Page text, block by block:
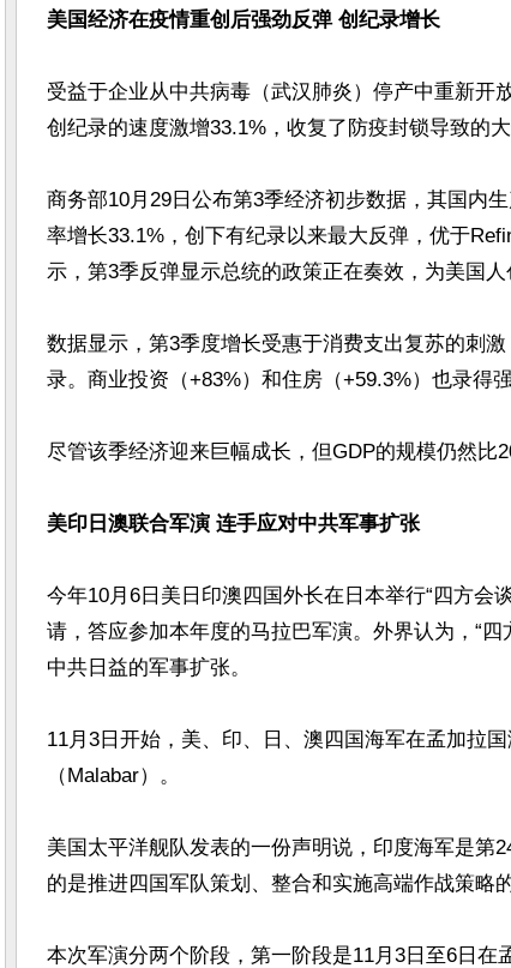
美国经济在疫情重创后强劲反弹 创纪录增长
受益于企业从中共病毒（武汉肺炎）停产中重新开
创纪录的速度激增33.1%，收复了防疫封锁导致的
商务部10月29日公布第3季经济初步数据，其国内
率增长33.1%，创下有纪录以来最大反弹，优于
示，第3季反弹显示总统的政策正在奏效，为美国人
数据显示，第3季度增长受惠于消费支出复苏的刺
录。商业投资（+83%）和住房（+59.3%）也录得强
尽管该季经济迎来巨幅成长，但GDP的规模仍然比
美印日澳联合军演 连手应对中共军事扩张
今年10月6日美日印澳四国外长在日本举行“四方会
请，答应参加本年度的马拉巴军演。外界认为，“四
中共日益的军事扩张。
11月3日开始，美、印、日、澳四国海军在孟加拉国
（Malabar）。
美国太平洋舰队发表的一份声明说，印度海军是第
的是推进四国军队策划、整合和实施高端作战策略的
本次军演分两个阶段，第一阶段是11月3日至6日在